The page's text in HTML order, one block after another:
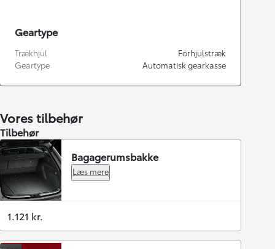
Geartype
Trækhjul
Forhjulstræk
Geartype
Automatisk gearkasse
Vores tilbehør
Tilbehør
Bagagerumsbakke
Læs mere
1.121 kr.